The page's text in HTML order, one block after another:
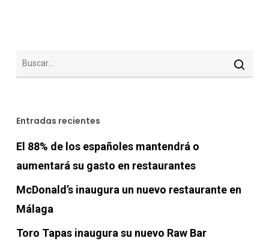
Entradas recientes
El 88% de los españoles mantendrá o
aumentará su gasto en restaurantes
McDonald’s inaugura un nuevo restaurante en
Málaga
Toro Tapas inaugura su nuevo Raw Bar